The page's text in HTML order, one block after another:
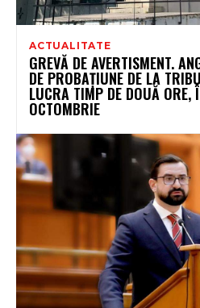
ACTUALITATE
GREVĂ DE AVERTISMENT.
DE PROBAȚIUNE DE LA
LUCRA TIMP DE DOUĂ
OCTOMBRIE